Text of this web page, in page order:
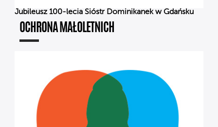
Jubileusz 100-lecia Sióstr Dominikanek w Gdańsku
OCHRONA MAŁOLETNICH